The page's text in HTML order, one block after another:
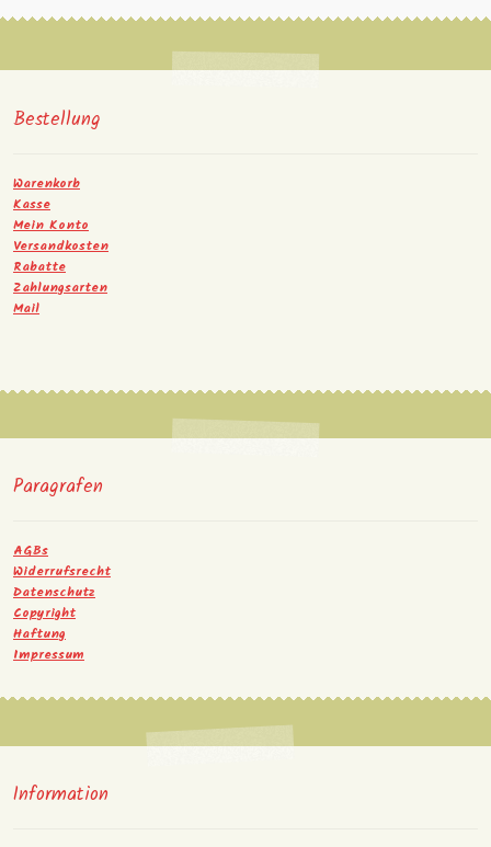
Bestellung
Warenkorb
Kasse
Mein Konto
Versandkosten
Rabatte
Zahlungsarten
Mail
Paragrafen
AGBs
Widerrufsrecht
Datenschutz
Copyright
Haftung
Impressum
Information